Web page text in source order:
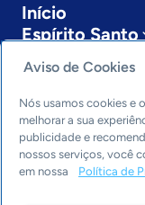
Início
Espírito Santo
Últimas notícias
Entre em
Editorias
Economia &
Inovação &
Aviso de Cookies
Nós usamos cookies e
melhorar a sua
publicidade e
nossos serviços, você
em nossa
Política de